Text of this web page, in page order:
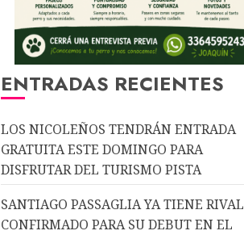
ENTRADAS RECIENTES
LOS NICOLEÑOS TENDRÁN ENTRADA
GRATUITA ESTE DOMINGO PARA
DISFRUTAR DEL TURISMO PISTA
SANTIAGO PASSAGLIA YA TIENE RIVAL
CONFIRMADO PARA SU DEBUT EN EL